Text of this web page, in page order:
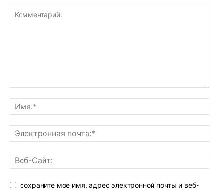
сохраните мое имя, адрес электронной почты и веб-